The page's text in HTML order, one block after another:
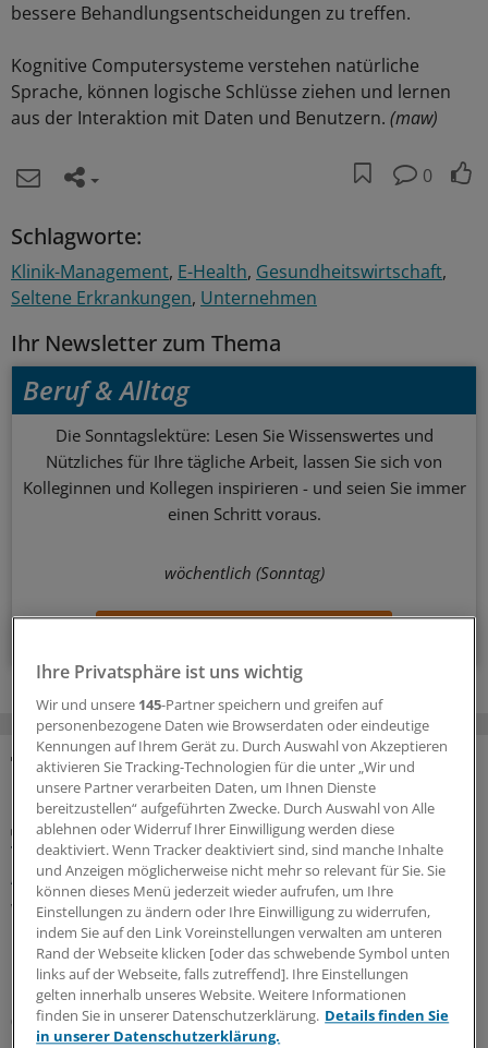
bessere Behandlungsentscheidungen zu treffen.
Kognitive Computersysteme verstehen natürliche
Sprache, können logische Schlüsse ziehen und lernen
aus der Interaktion mit Daten und Benutzern. (maw)
0
Schlagworte:
Klinik-Management E-Health Gesundheitswirtschaft
Seltene Erkrankungen Unternehmen
Ihr Newsletter zum Thema
Beruf & Alltag
Die Sonntagslektüre: Lesen Sie Wissenswertes und
Nützliches für Ihre tägliche Arbeit, lassen Sie sich von
Kolleginnen und Kollegen inspirieren - und seien Sie immer
einen Schritt voraus.
wöchentlich (Sonntag)
MEHR ZUM THEMA
Porträt
Traumberuf Arzt: Für die Weiterbildung von
Aleppo nach Osnabrück
Wenn sie den Arztkittel tragen, sind die Zwillinge Yachar
und Yaman Shehabi kaum auseinanderzuhalten.
Deshalb versorgen sie Patienten nur im Doppelpack.
Doch das ist längst nicht ihre einzige Herausforderung.
08.08.2026
Ihre Privatsphäre ist uns wichtig
Wir und unsere 145-Partner speichern und greifen auf
personenbezogene Daten wie Browserdaten oder eindeutige
Kennungen auf Ihrem Gerät zu. Durch Auswahl von Akzeptieren
aktivieren Sie Tracking-Technologien für die unter „Wir und
unsere Partner verarbeiten Daten, um Ihnen Dienste
bereitzustellen“ aufgeführten Zwecke. Durch Auswahl von Alle
ablehnen oder Widerruf Ihrer Einwilligung werden diese
deaktiviert. Wenn Tracker deaktiviert sind, sind manche Inhalte
und Anzeigen möglicherweise nicht mehr so relevant für Sie. Sie
können dieses Menü jederzeit wieder aufrufen, um Ihre
Einstellungen zu ändern oder Ihre Einwilligung zu widerrufen,
indem Sie auf den Link Voreinstellungen verwalten am unteren
Rand der Webseite klicken [oder das schwebende Symbol unten
links auf der Webseite, falls zutreffend]. Ihre Einstellungen
gelten innerhalb unseres Website. Weitere Informationen
finden Sie in unserer Datenschutzerklärung. Details finden Sie
in unserer Datenschutzerklärung.